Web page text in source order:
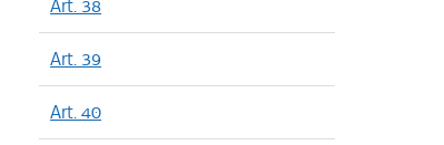
Art. 38
Art. 39
Art. 40